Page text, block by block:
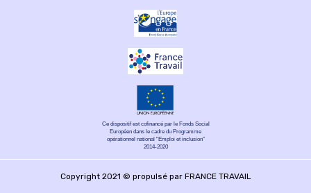
Ce dispositif est cofinancé par le Fonds Social
Européen dans le cadre du Programme
opérationnel national "Emploi et inclusion"
2014-2020
Copyright 2021 © propulsé par FRANCE TRAVAIL